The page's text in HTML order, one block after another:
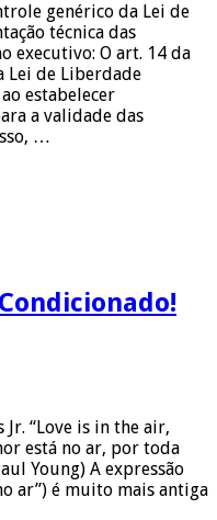
genérico da Lei de
técnica das
executivo: O art. 14 da
Lei de Liberdade
estabelecer
a validade das
…
Jr. “Love is in the air,
está no ar, por toda
Young) A expressão
ar”) é muito mais antiga